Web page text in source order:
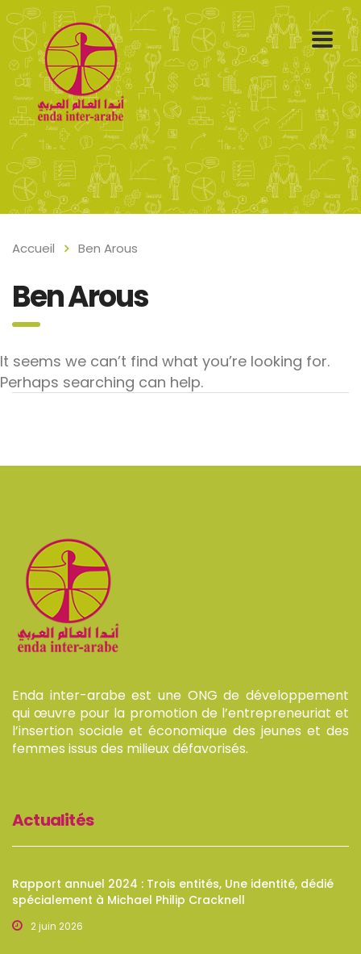
Accueil Ben Arous
Ben Arous
It seems we can’t find what you’re looking for.
Perhaps searching can help.
Enda inter-arabe est une ONG de développement
qui œuvre pour la promotion de l’entrepreneuriat et
l’insertion sociale et économique des jeunes et des
femmes issus des milieux défavorisés.
Actualités
Rapport annuel 2024 : Trois entités, Une identité, dédié
spécialement à Michael Philip Cracknell
2 juin 2026